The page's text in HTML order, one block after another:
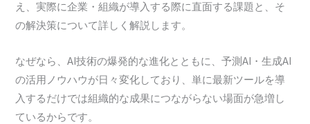
え、実際に企業・組織が導入する際に直面する課題と、そ
の解決策について詳しく解説します。
なぜなら、AI技術の爆発的な進化とともに、予測AI・生成AI
の活用ノウハウが日々変化しており、単に最新ツールを導
入するだけでは組織的な成果につながらない場面が急増し
ているからです。